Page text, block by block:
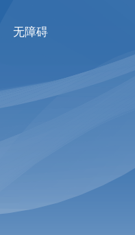
无障碍